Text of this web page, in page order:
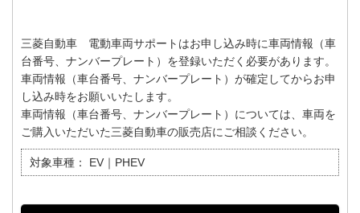
三菱自動車 電動車両サポートはお申し込み時に車両情報（車
台番号、ナンバープレート）を登録いただく必要があります。
車両情報（車台番号、ナンバープレート）が確定してからお申
し込み時をお願いいたします。
車両情報（車台番号、ナンバープレート）については、車両を
ご購入いただいた三菱自動車の販売店にご相談ください。
対象車種： EV｜PHEV